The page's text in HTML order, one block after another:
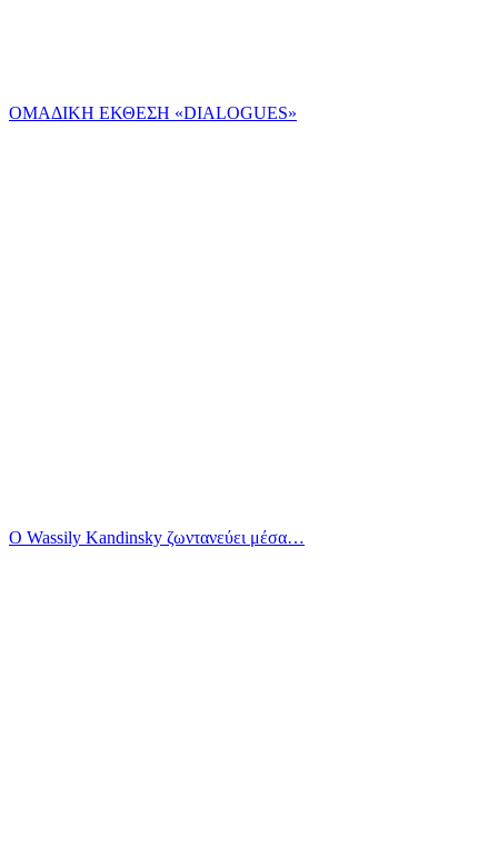
ΟΜΑΔΙΚΗ ΕΚΘΕΣΗ «DIALOGUES»
Ο Wassily Kandinsky ζωντανεύει μέσα…